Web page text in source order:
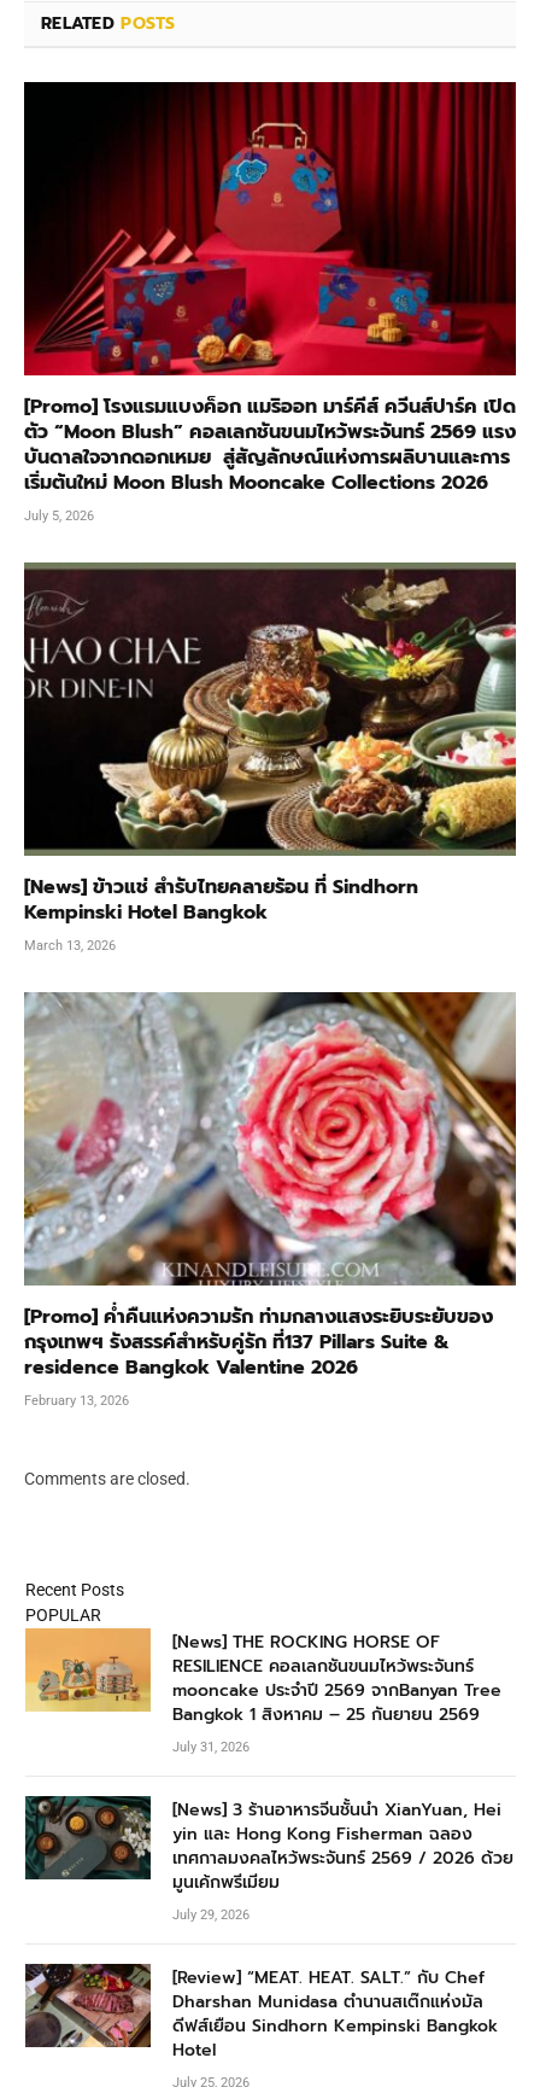
RELATEDPOSTS
[Promo] โรงแรมแบงค็อก แมริออท มาร์คีส์ ควีนส์ปาร์ค เปิด
ตัว “Moon Blush” คอลเลกชันขนมไหว้พระจันทร์ 2569 แรง
บันดาลใจจากดอกเหมย สู่สัญลักษณ์แห่งการผลิบานและการ
เริ่มต้นใหม่ Moon Blush Mooncake Collections 2026
July 5, 2026
[News] ข้าวแช่ สำรับไทยคลายร้อน ที่ Sindhorn
Kempinski Hotel Bangkok
March 13, 2026
[Promo] ค่ำคืนแห่งความรัก ท่ามกลางแสงระยิบระยับของ
กรุงเทพฯ รังสรรค์สำหรับคู่รัก ที่137 Pillars Suite &
residence Bangkok Valentine 2026
February 13, 2026
Comments are closed.
Recent Posts
POPULAR
[News] THE ROCKING HORSE OF
RESILIENCE คอลเลกชันขนมไหว้พระจันทร์
mooncake ประจำปี 2569 จากBanyan Tree
Bangkok 1 สิงหาคม – 25 กันยายน 2569
July 31, 2026
[News] 3 ร้านอาหารจีนชั้นนำ XianYuan, Hei
yin และ Hong Kong Fisherman ฉลอง
เทศกาลมงคลไหว้พระจันทร์ 2569 / 2026 ด้วย
มูนเค้กพรีเมียม
July 29, 2026
[Review] “MEAT. HEAT. SALT.” กับ Chef
Dharshan Munidasa ตำนานสเต๊กแห่งมัล
ดีฟส์เยือน Sindhorn Kempinski Bangkok
Hotel
July 25, 2026